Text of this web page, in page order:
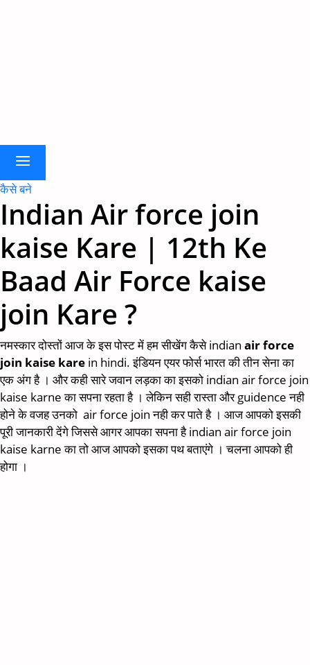
कैसे बने
Indian Air force join
kaise Kare | 12th Ke
Baad Air Force kaise
join Kare ?
नमस्कार दोस्तों आज के इस पोस्ट में हम सीखेंग कैसे indian air force
join kaise kare in hindi. इंडियन एयर फोर्स भारत की तीन सेना का
एक अंग है । और कही सारे जवान लड़का का इसको indian air force join
kaise karne का सपना रहता है । लेकिन सही रास्ता और guidence नही
होने के वजह उनको air force join नही कर पाते है । आज आपको इसकी
पूरी जानकारी देंगे जिससे आगर आपका सपना है indian air force join
kaise karne का तो आज आपको इसका पथ बताएंगे । चलना आपको ही
होगा ।